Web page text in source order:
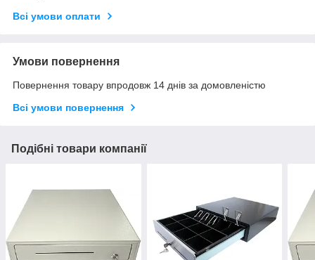
Всі умови оплати
Умови повернення
Повернення товару впродовж 14 днів за домовленістю
Всі умови повернення
Подібні товари компанії